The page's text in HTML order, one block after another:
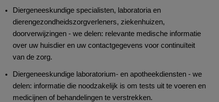
Diergeneeskundige specialisten, laboratoria en
dierengezondheidszorgverleners, ziekenhuizen,
doorverwijzingen - we delen: relevante medische informatie
over uw huisdier en uw contactgegevens voor continuïteit
van de zorg.
Diergeneeskundige laboratorium- en apotheekdiensten - we
delen: informatie die noodzakelijk is om tests uit te voeren en
medicijnen of behandelingen te verstrekken.